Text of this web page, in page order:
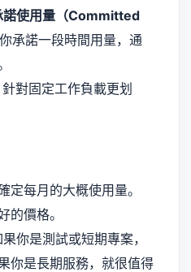
諾使用量（Committed
承諾一段時間用量，通
對固定工作負載更划
定每月的大概使用量。
的價格。
你是測試或短期專案，
你是長期服務，就很值得